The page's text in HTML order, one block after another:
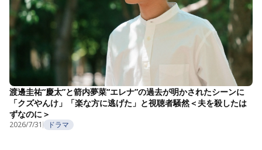
渡邊圭祐“慶太”と箭内夢菜“エレナ”の過去が明かされたシーンに
「クズやんけ」「楽な方に逃げた」と視聴者騒然＜夫を殺したは
ずなのに＞
2026/7/31 ドラマ